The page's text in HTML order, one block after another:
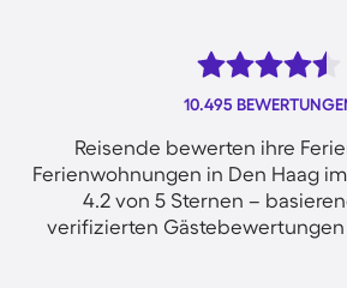
10.495
Reisende bewerten ihre
Ferienwohnungen in Den Haag
4.2 von 5 Sternen –
verifizierten Gästebewertungen